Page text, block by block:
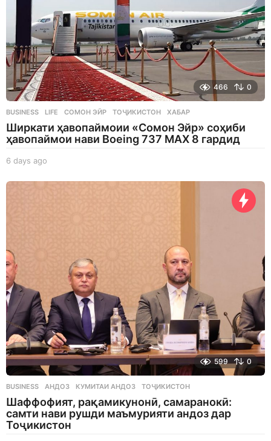
466 0
BUSINESS ,LIFE СОМОН ЭЙР ,ТОҶИКИСТОН ,ХАБАР
Ширкати ҳавопаймоии «Сомон Эйр» соҳиби
ҳавопаймои нави Boeing 737 MAX 8 гардид
6 days ago
a
599 0
BUSINESS АНДОЗ ,КУМИТАИ АНДОЗ ,ТОҶИКИСТОН
Шаффофият, рақамикунонӣ, самаранокӣ:
самти нави рушди маъмурияти андоз дар
Тоҷикистон